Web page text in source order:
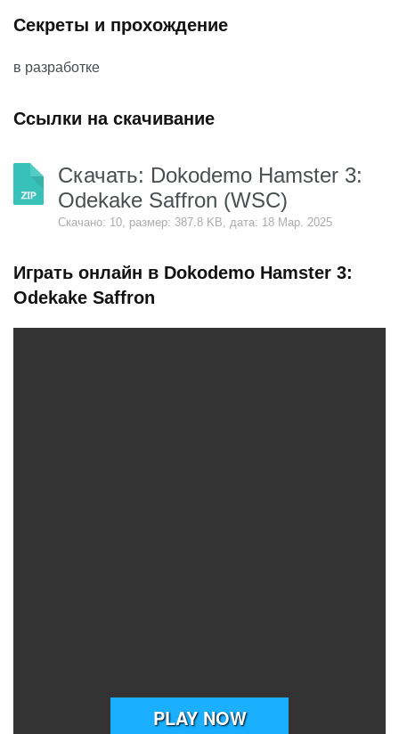
Секреты и прохождение
в разработке
Ссылки на скачивание
Скачать: Dokodemo Hamster 3:
Odekake Saffron (WSC)
Скачано: 10, размер: 387.8 KB, дата: 18 Мар. 2025
Играть онлайн в Dokodemo Hamster 3:
Odekake Saffron